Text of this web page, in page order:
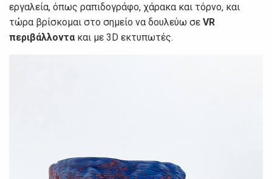
εργαλεία, όπως ραπιδογράφο, χάρακα και τόρνο, και
τώρα βρίσκομαι στο σημείο να δουλεύω σε VR
περιβάλλοντα και με 3D εκτυπωτές.